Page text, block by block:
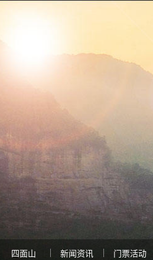
四面山 新闻资讯 门票活动